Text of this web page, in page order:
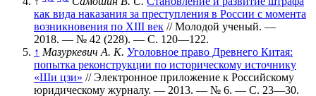
как вида наказания за преступления в России с момента
возникновения по XIII век // Молодой ученый. —
2018. — № 42 (228). — С. 120—122.
↑ Мазуркевич А. К. Уголовное право Древнего Китая:
попытка реконструкции по историческому источнику
«Ши цзи» // Электронное приложение к Российскому
юридическому журналу. — 2013. — № 6. — С. 23—30.